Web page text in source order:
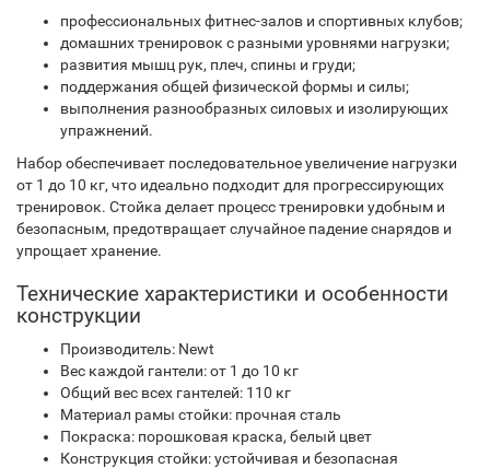
профессиональных фитнес-залов и спортивных клубов;
домашних тренировок с разными уровнями нагрузки;
развития мышц рук, плеч, спины и груди;
поддержания общей физической формы и силы;
выполнения разнообразных силовых и изолирующих
упражнений.
Набор обеспечивает последовательное увеличение нагрузки
от 1 до 10 кг, что идеально подходит для прогрессирующих
тренировок. Стойка делает процесс тренировки удобным и
безопасным, предотвращает случайное падение снарядов и
упрощает хранение.
Технические характеристики и особенности
конструкции
Производитель: Newt
Вес каждой гантели: от 1 до 10 кг
Общий вес всех гантелей: 110 кг
Материал рамы стойки: прочная сталь
Покраска: порошковая краска, белый цвет
Конструкция стойки: устойчивая и безопасная